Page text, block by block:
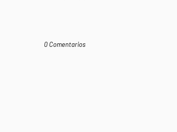
0 Comentarios